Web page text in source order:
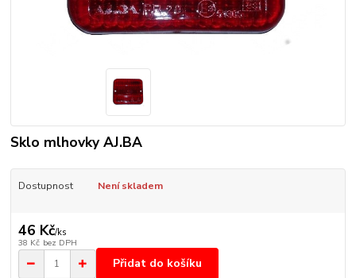
Sklo mlhovky AJ.BA
Dostupnost Není skladem
46 Kč/ks
38 Kč bez DPH
Přidat do košíku